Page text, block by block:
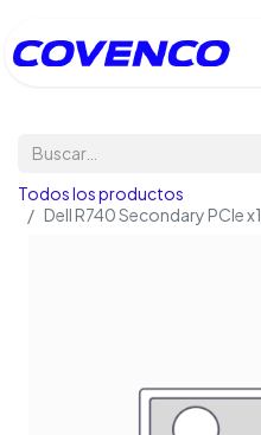
Todos los productos
Dell R740 Secondary PCIe